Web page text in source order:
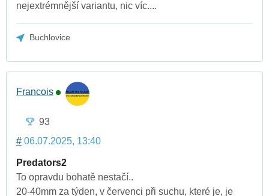
nejextrémnější variantu, nic víc....
Buchlovice
Francois
93
# 06.07.2025, 13:40
Predators2
To opravdu bohatě nestačí..
20-40mm za týden, v červenci při suchu, které je, je